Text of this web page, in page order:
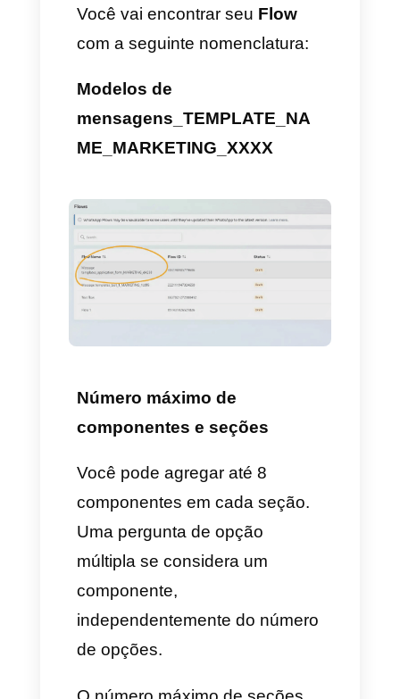
Umseletor de datas
8) Guardar e sair do criador